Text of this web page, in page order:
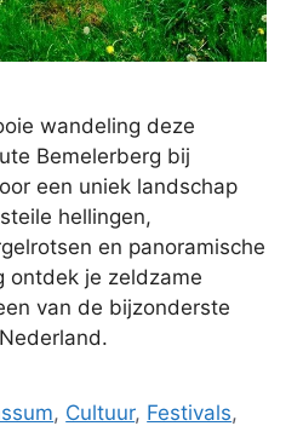
wandeling deze
Bemelerberg bij
een uniek landschap
hellingen,
en panoramische
ontdek je zeldzame
van de bijzonderste
, Cultuur, Festivals,